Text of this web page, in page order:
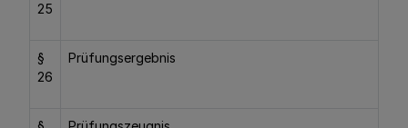
25
§
26
Prüfungsergebnis